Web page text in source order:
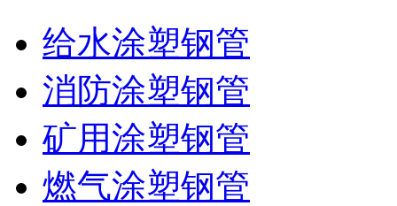
给水涂塑钢管
消防涂塑钢管
矿用涂塑钢管
燃气涂塑钢管